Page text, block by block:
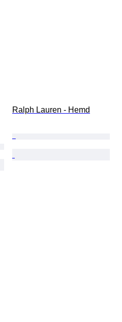
Ralph Lauren - Hemd